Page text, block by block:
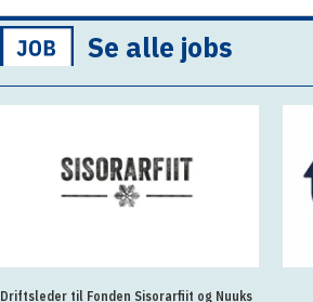
Se alle jobs
Driftsleder til Fonden Sisorarfiit og Nuuks